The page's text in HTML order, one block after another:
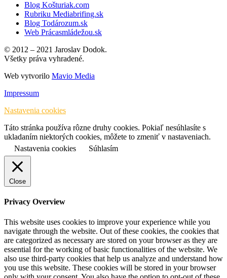
Blog Košturiak.com
Rubriku Mediabrifing.sk
Blog Todározum.sk
Web Prácasmládežou.sk
© 2012 – 2021 Jaroslav Dodok.
Všetky práva vyhradené.
Web vytvorilo Mavio Media
Impressum
Nastavenia cookies
Táto stránka používa rôzne druhy cookies. Pokiaľ nesúhlasíte s
ukladaním niektorých cookies, môžete to zmeniť v nastaveniach.
Nastavenia cookies
Súhlasím
Close
Privacy Overview
This website uses cookies to improve your experience while you
navigate through the website. Out of these cookies, the cookies that
are categorized as necessary are stored on your browser as they are
essential for the working of basic functionalities of the website. We
also use third-party cookies that help us analyze and understand how
you use this website. These cookies will be stored in your browser